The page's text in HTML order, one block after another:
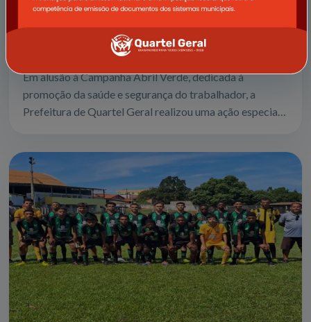
Campanha Abril Verde promove
ações de saúde voltadas ao
trabalhador rural em Quartel Geral
Em alusão à Campanha Abril Verde, dedicada à
promoção da saúde e segurança do trabalhador, a
Prefeitura de Quartel Geral realizou uma ação especial